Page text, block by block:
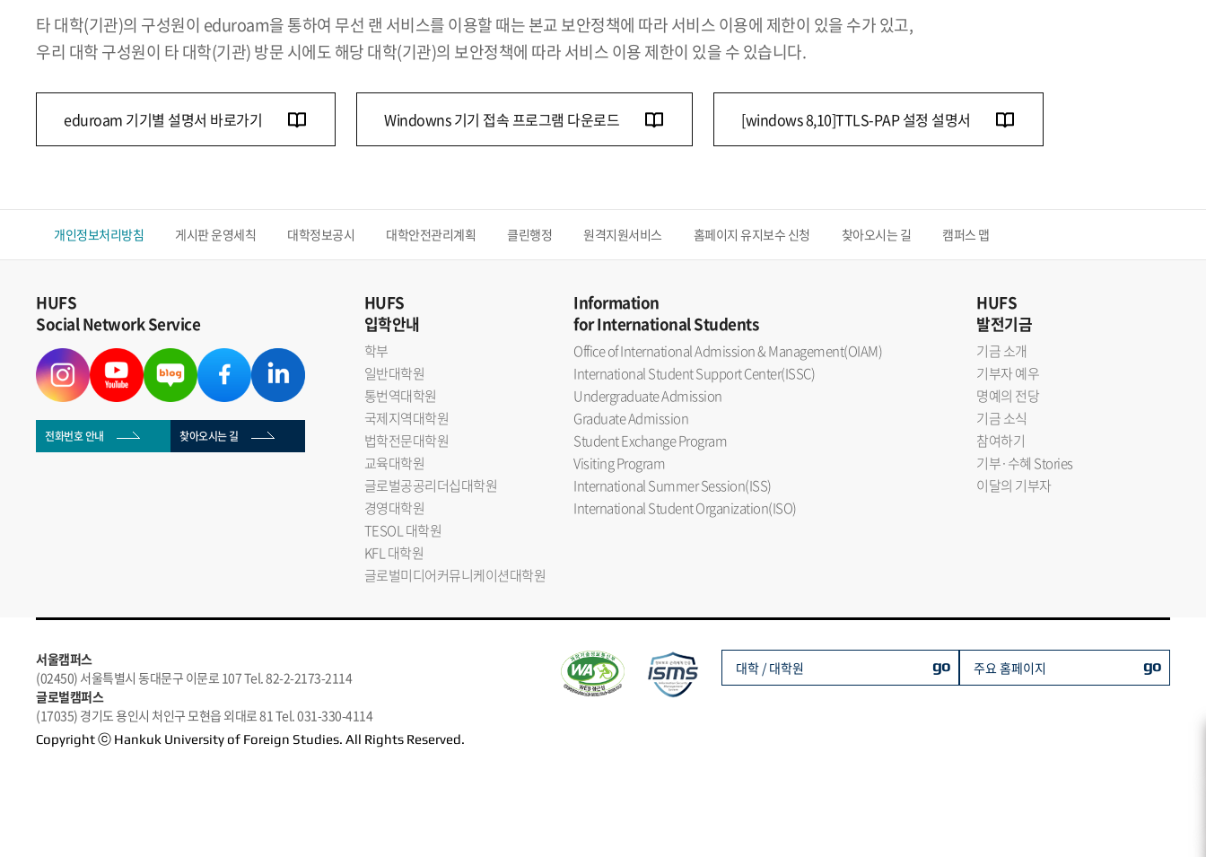
타 대학(기관)의 구성원이 eduroam을 통하여 무선 랜 서비스를 이용할 때는 본교 보안정책에 따라 서비스 이용에 제한이 있을 수가 있고,
우리 대학 구성원이 타 대학(기관) 방문 시에도 해당 대학(기관)의 보안정책에 따라 서비스 이용 제한이 있을 수 있습니다.
eduroam 기기별 설명서 바로가기 Windowns 기기 접속 프로그램 다운로드 [windows 8,10]TTLS-PAP 설정 설명서
개인정보처리방침 게시판 운영세칙 대학정보공시 대학안전관리계획 클린행정 원격지원서비스 홈페이지 유지보수 신청 찾아오시는 길 캠퍼스 맵
HUFS
Social Network Service
전화번호 안내 찾아오시는 길
HUFS
입학안내
학부
일반대학원
통번역대학원
국제지역대학원
법학전문대학원
교육대학원
글로벌공공리더십대학원
경영대학원
TESOL 대학원
KFL 대학원
글로벌미디어커뮤니케이션대학원
Information
for International Students
Office of International Admission & Management(OIAM)
International Student Support Center(ISSC)
Undergraduate Admission
Graduate Admission
Student Exchange Program
Visiting Program
International Summer Session(ISS)
International Student Organization(ISO)
HUFS
발전기금
기금 소개
기부자 예우
명예의 전당
기금 소식
참여하기
기부·수혜 Stories
이달의 기부자
서울캠퍼스
(02450) 서울특별시 동대문구 이문로 107 Tel. 82-2-2173-2114
글로벌캠퍼스
(17035) 경기도 용인시 처인구 모현읍 외대로 81 Tel. 031-330-4114
Copyright ⓒ Hankuk University of Foreign Studies. All Rights Reserved.
대학 / 대학원 go 주요 홈페이지 go